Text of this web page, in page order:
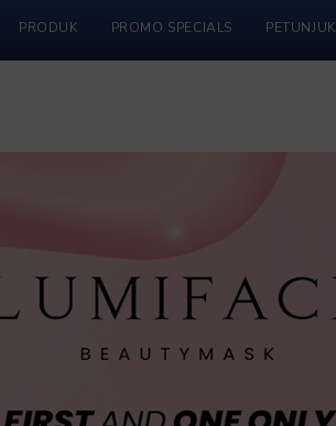
PRODUK PROMO SPECIALS PETUNJUK